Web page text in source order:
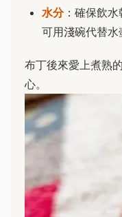
水分：確保飲水
可用淺碗代替水
布丁後來愛上煮熟
心。